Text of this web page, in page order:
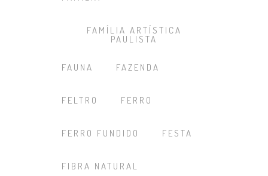
FAMÍLIA ARTÍSTICA
PAULISTA
FAUNA FAZENDA
FELTRO FERRO
FERRO FUNDIDO FESTA
FIBRA NATURAL